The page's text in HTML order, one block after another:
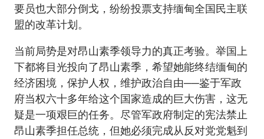
要员也大部分倒戈，纷纷投票支持缅甸全国民主联
盟的改革计划。
当前局势是对昂山素季领导力的真正考验。举国上
下都将目光投向了昂山素季，希望她能终结缅甸的
经济困境，保护人权，维护政治自由──鉴于军政
府当权六十多年给这个国家造成的巨大伤害，这无
疑是一项艰巨的任务。尽管军政府制定的宪法禁止
昂山素季担任总统，但她必须完成从反对党党魁到